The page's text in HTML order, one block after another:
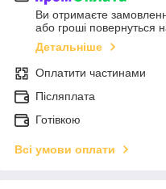
Ви отримаєте
або гроші повернуться
Детальніше
Оплатити частинами
Післяплата
Готівкою
Всі умови оплати